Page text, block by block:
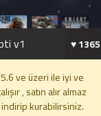
v1 ♥️ 1365
ve üzeri ile iyi ve
, satın alır almaz
kurabilirsiniz.